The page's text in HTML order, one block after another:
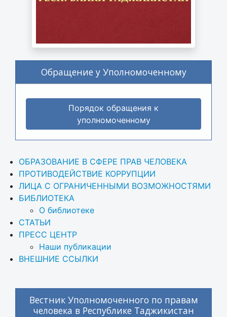
Обращение у Уполномоченному
Порядок обращения к
уполномоченному
ОБРАЗОВАНИЕ В СФЕРЕ ПРАВ ЧЕЛОВЕКА
ПРОТИВОДЕЙСТВИЕ КОРРУПЦИИ
ЛИЦА С ОГРАНИЧЕННЫМИ ВОЗМОЖНОСТЯМИ
БИБЛИОТЕКА
О библиотеке
СТАТЬИ
ПРЕСС ЦЕНТР
Наши публикации
ВНЕШНИЕ ССЫЛКИ
Вестник Уполномоченного по правам
человека в Республике Таджикистан